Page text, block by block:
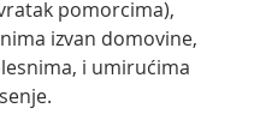
pomorcima),
izvan domovine,
i umirućima